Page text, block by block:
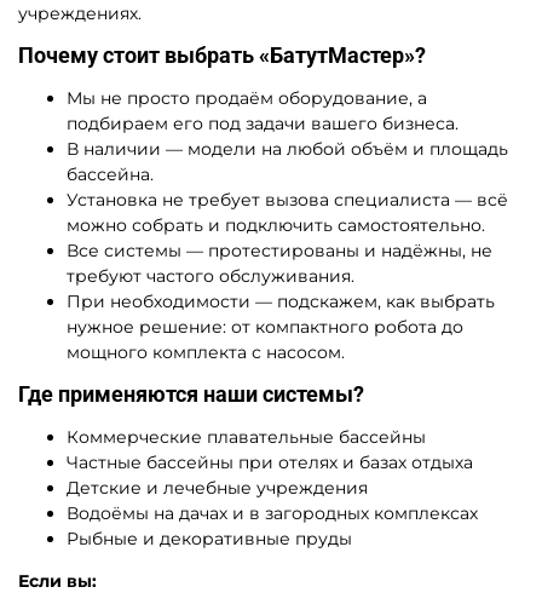
учреждениях.
Почему стоит выбрать «БатутМастер»?
Мы не просто продаём оборудование, а
подбираем его под задачи вашего бизнеса.
В наличии — модели на любой объём и площадь
бассейна.
Установка не требует вызова специалиста — всё
можно собрать и подключить самостоятельно.
Все системы — протестированы и надёжны, не
требуют частого обслуживания.
При необходимости — подскажем, как выбрать
нужное решение: от компактного робота до
мощного комплекта с насосом.
Где применяются наши системы?
Коммерческие плавательные бассейны
Частные бассейны при отелях и базах отдыха
Детские и лечебные учреждения
Водоёмы на дачах и в загородных комплексах
Рыбные и декоративные пруды
Если вы: